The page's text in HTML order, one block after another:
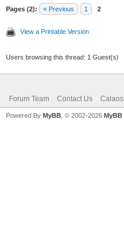
Pages (2): « Previous 1 2
View a Printable Version
Users browsing this thread: 1 Guest(s)
Forum Team Contact Us Calaos
Powered By MyBB , © 2002-2026 MyBB